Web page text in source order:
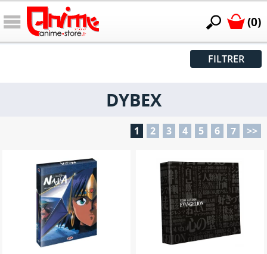
(0)
FILTRER
DYBEX
1 2 3 4 5 6 7 >>